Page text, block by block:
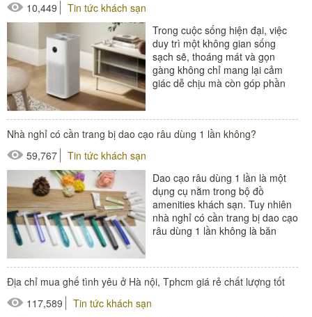
10,449
Tin tức khách sạn
Trong cuộc sống hiện đại, việc
duy trì một không gian sống
sạch sẽ, thoáng mát và gọn
gàng không chỉ mang lại cảm
giác dễ chịu mà còn góp phần
Nhà nghỉ có cần trang bị dao cạo râu dùng 1 lần không?
59,767
Tin tức khách sạn
Dao cạo râu dùng 1 lần là một
dụng cụ nằm trong bộ đồ
amenities khách sạn. Tuy nhiên
nhà nghỉ có cần trang bị dao cạo
râu dùng 1 lần không là băn
#amenities khách sạn
#dao cạo râu
Địa chỉ mua ghế tình yêu ở Hà nội, Tphcm giá rẻ chất lượng tốt
117,589
Tin tức khách sạn